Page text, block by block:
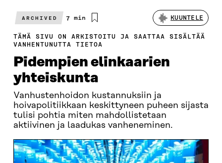
ARCHIVED
Arvioitu
7 min KUUNTELE
TÄMÄ SIVU ON ARKISTOITU JA SAATTAA SISÄLTÄÄ
VANHENTUNUTTA TIETOA
Pidempien elinkaarien
yhteiskunta
Vanhustenhoidon kustannuksiin ja
hoivapolitiikkaan keskittyneen puheen sijasta
tulisi pohtia miten mahdollistetaan
aktiivinen ja laadukas vanheneminen.